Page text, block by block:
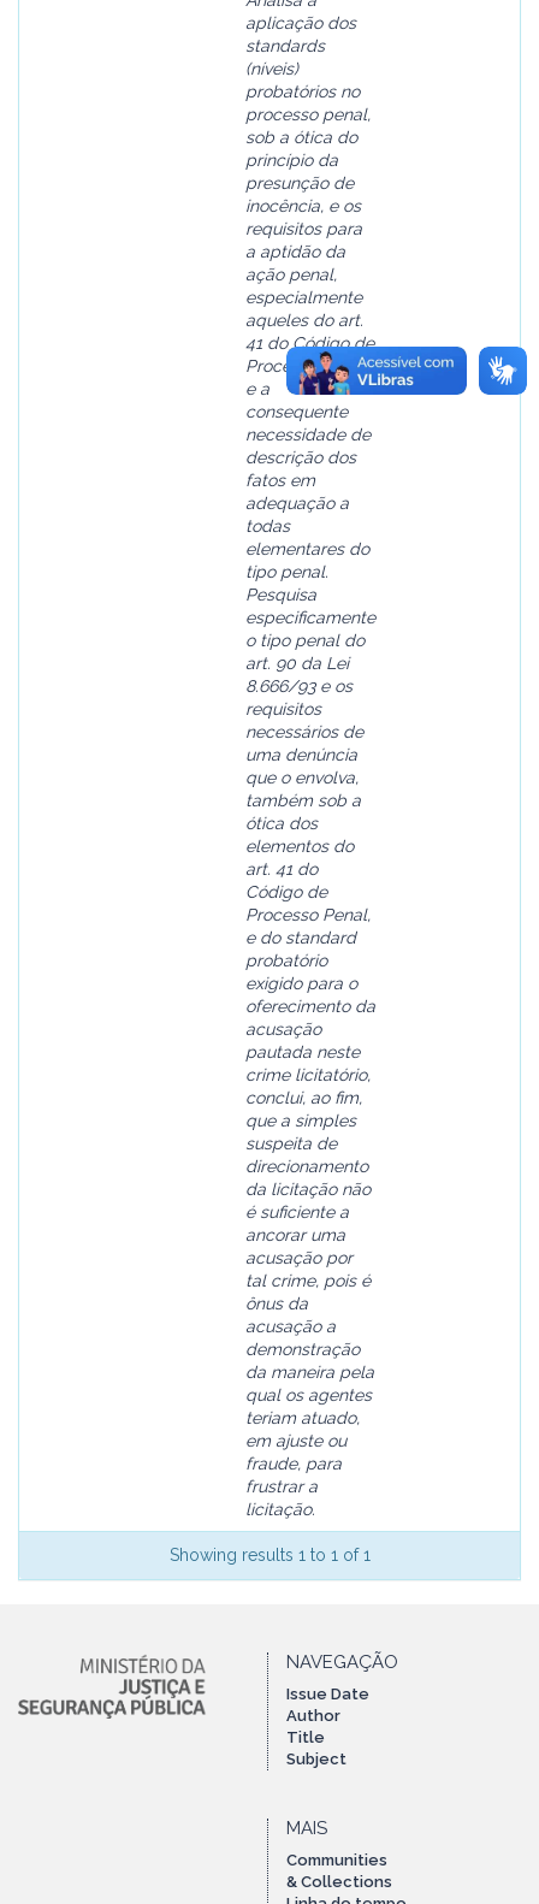
aplicação dos
standards
(níveis)
probatórios no
processo penal,
sob a ótica do
princípio da
presunção de
inocência, e os
requisitos para
a aptidão da
ação penal,
especialmente
aqueles do art.
41 do Código de
Processo Penal
e a
consequente
necessidade de
descrição dos
fatos em
adequação a
todas
elementares do
tipo penal.
Pesquisa
especificamente
o tipo penal do
art. 90 da Lei
8.666/93 e os
requisitos
necessários de
uma denúncia
que o envolva,
também sob a
ótica dos
elementos do
art. 41 do
Código de
Processo Penal,
e do standard
probatório
exigido para o
oferecimento da
acusação
pautada neste
crime licitatório,
conclui, ao fim,
que a simples
suspeita de
direcionamento
da licitação não
é suficiente a
ancorar uma
acusação por
tal crime, pois é
ônus da
acusação a
demonstração
da maneira pela
qual os agentes
teriam atuado,
em ajuste ou
fraude, para
frustrar a
licitação.
Showing results 1 to 1 of 1
NAVEGAÇÃO
Issue Date
Author
Title
Subject
MAIS
Communities
& Collections